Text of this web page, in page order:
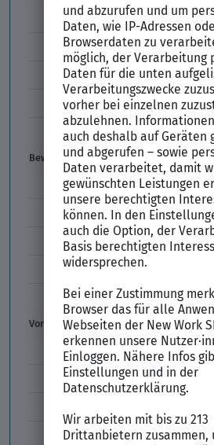
Arbeitsvertrag
Codes im Arbeitszeugnis
Kündigung
Einstiegsgehalt
Gehaltswunsch
Bewerbung
E-Mail-Bewerbung
Anlagen und Zeugnisse
Initiativbewerbung
Interne Bewerbung
Empfehlungsschreiben
Vorstellungsgespräch
Vorstellungsgespräch Fragen
Schwächen im Vorstellungsgespräch
Vorbereitung Vorstellungsgespräch